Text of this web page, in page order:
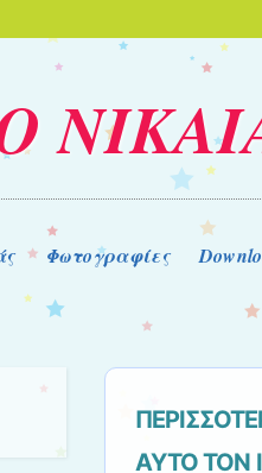
Φωτογραφίες
ΑΥΤΟ ΤΟΝ